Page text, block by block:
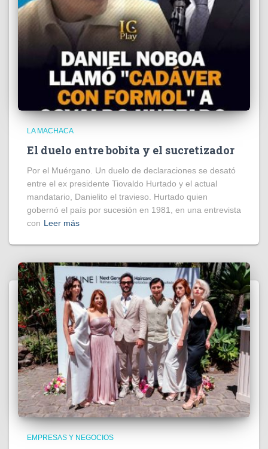
LA MACHACA
El duelo entre bobita y el sucretizador
Por el Muérgano. Un duelo de declaraciones se desató
entre el ex presidente Tiovaldo Hurtado y el actual
mandatario, Danielito el travieso. Hurtado quien
gobernó el país por sucesión en 1981, en una entrevista
con Leer más
EMPRESAS Y NEGOCIOS